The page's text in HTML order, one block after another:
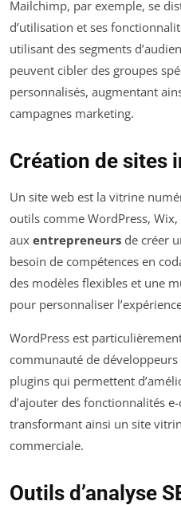
Mailchimp, par exemple, se
d’utilisation et ses
utilisant des segments
peuvent cibler des groupes
personnalisés, augmentant
campagnes marketing.
Création de sites
Un site web est la vitrine
outils comme WordPress,
aux entrepreneurs de créer
besoin de compétences en
des modèles flexibles et une
pour personnaliser
WordPress est
communauté de
plugins qui permettent
d’ajouter des fonctionnalités
transformant ainsi un site
commerciale.
Outils d’analyse